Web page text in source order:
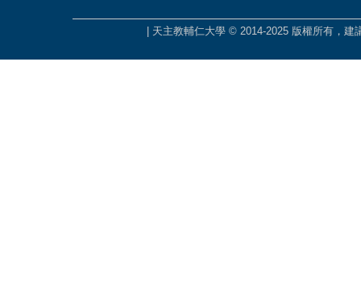
| 天主教輔仁大學 © 2014-2025 版權所有，